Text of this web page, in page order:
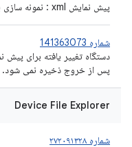
پیش نمایش xml : نمونه سازی یک یا چند کلاس انجام نشد
شماره 141363073
پس از خروج ذخیره نمی شود.
Device File Explorer
شماره ۲۷۲۰۹۱۳۲۸